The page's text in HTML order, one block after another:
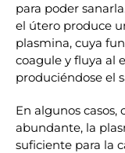
para poder
el útero produce
plasmina, cuya
coagule y fluya al
produciéndose el
En algunos
abundante, la
suficiente para la